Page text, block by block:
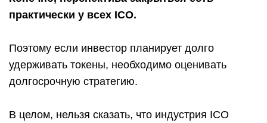
практически у всех ICO.
Поэтому если инвестор планирует долго
удерживать токены, необходимо оценивать
долгосрочную стратегию.
В целом, нельзя сказать, что индустрия ICO